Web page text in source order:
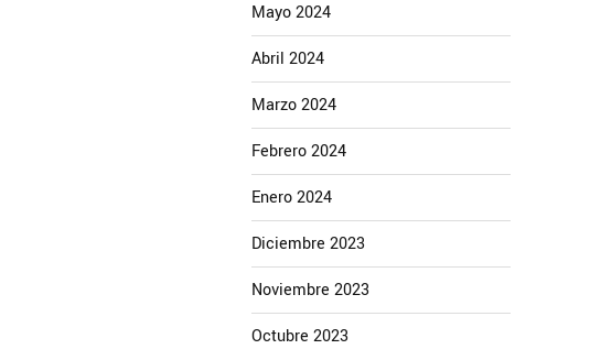
Mayo 2024
Abril 2024
Marzo 2024
Febrero 2024
Enero 2024
Diciembre 2023
Noviembre 2023
Octubre 2023